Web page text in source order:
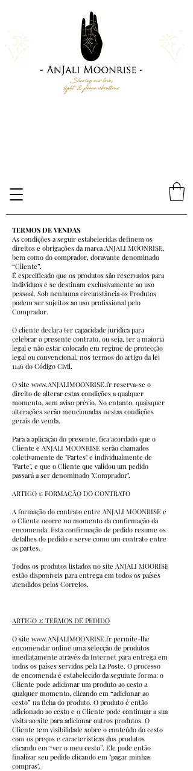
TERMOS DE VENDAS
As condições a seguir estabelecidas definem os
direitos e obrigações da marca ANJALI MOONRISE,
bem como do comprador, doravante denominado
“Cliente”.
É especificado que os produtos são reservados para
indivíduos e se destinam exclusivamente ao uso
pessoal. Sob nenhuma circunstância os Produtos
podem ser sujeitos ao uso profissional pelo
Comprador.
O cliente declara ter capacidade jurídica para
celebrar o presente contrato, ou seja, ter a maioria
legal e não estar colocado em regime de protecção
legal ou convencional, nos termos do artigo da lei
1146 do Código Civil.
O site www.ANJALIMOONRISE.fr reserva-se o
direito de alterar estas condições a qualquer
momento, sem aviso prévio. No entanto, quaisquer
alterações serão mencionadas nestas condições
gerais de venda.
Para a aplicação do presente, fica acordado que o
Cliente e ANJALI MOONRISE serão chamados
coletivamente de "Partes" e individualmente de
"Parte", e que o Cliente que validou um pedido
passará a ser denominado "Comprador".
ARTIGO 1: FORMAÇÃO DO CONTRATO
A formação do contrato entre ANJALI MOONRISE e
o Cliente ocorre no momento da confirmação da
encomenda. Esta confirmação de pedido resume os
detalhes do pedido e serve como um contrato entre
as partes.
Todos os produtos listados no site ANJALI MOORISE
estão disponíveis para entrega em todos os países
atendidos pelos Correios.
ARTIGO 2: TERMOS DE PEDIDO
O site www.ANJALIMOONRISE.fr permite-lhe
encomendar online uma selecção de produtos
imediatamente através da Internet para entrega em
todos os países servidos pela La Poste. O processo
de encomenda é estabelecido da seguinte forma: o
Cliente pode adicionar um produto ao cesto a
qualquer momento, clicando em “adicionar ao
cesto” na ficha do produto. O produto é então
adicionado ao cesto e o Cliente pode continuar a sua
visita ao site para adicionar outros produtos. O
Cliente tem visibilidade sobre o conteúdo do cesto
com os preços e características dos produtos
clicando em “ver o meu cesto”. Ele pode então
finalizar seu pedido clicando em "pagar minhas
compras".